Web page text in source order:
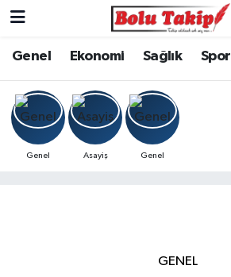
Genel Ekonomi Sağlık Spor
Genel Asayiş Genel
GENEL